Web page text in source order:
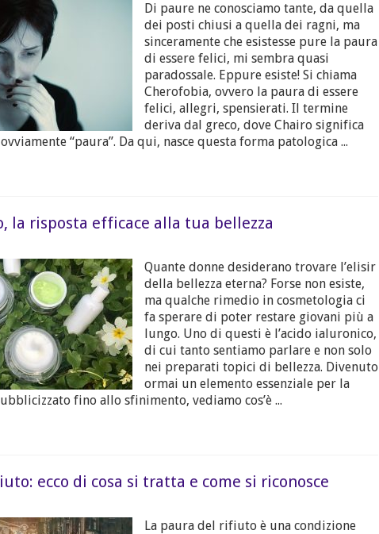
Di paure ne conosciamo tante, da quella
dei posti chiusi a quella dei ragni, ma
sinceramente che esistesse pure la paura
di essere felici, mi sembra quasi
paradossale. Eppure esiste! Si chiama
Cherofobia, ovvero la paura di essere
felici, allegri, spensierati. Il termine
deriva dal greco, dove Chairo significa
“paura”. Da qui, nasce questa forma patologica ...
la risposta efficace alla tua bellezza
Quante donne desiderano trovare l’elisir
della bellezza eterna? Forse non esiste,
ma qualche rimedio in cosmetologia ci
fa sperare di poter restare giovani più a
lungo. Uno di questi è l’acido ialuronico,
di cui tanto sentiamo parlare e non solo
nei preparati topici di bellezza. Divenuto
ormai un elemento essenziale per la
fino allo sfinimento, vediamo cos’è ...
ecco di cosa si tratta e come si riconosce
La paura del rifiuto è una condizione